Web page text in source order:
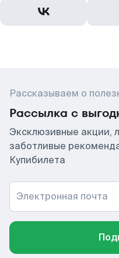
Рассказываем о
Рассылка с
Эксклюзивные акции,
заботливые
Купибилета
Электронная почта